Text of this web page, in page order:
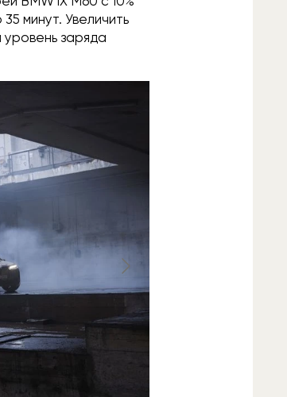
минут. Увеличить
уровень заряда